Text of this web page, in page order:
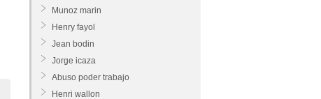
Munoz marin
Henry fayol
Jean bodin
Jorge icaza
Abuso poder trabajo
Henri wallon